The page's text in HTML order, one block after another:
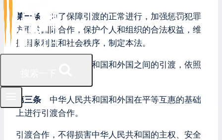
第一条
为了保障引渡的正常进行，加强惩罚犯罪
方面的国际合作，保护个人和组织的合法权益，维
护国家利益和社会秩序，制定本法。
中华人民共和国和外国之间的引渡，依照
第三条 中华人民共和国和外国在平等互惠的基础
上进行引渡合作。
引渡合作，不得损害中华人民共和国的主权、安全